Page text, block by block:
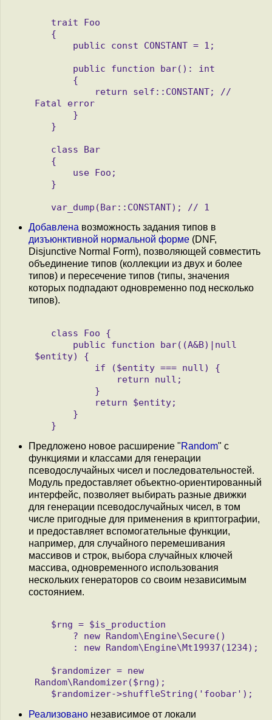
Fatal error
Добавлена возможность задания типов в
дизъюнктивной нормальной форме (DNF,
Disjunctive Normal Form), позволяющей совместить
объединение типов (коллекции из двух и более
типов) и пересечение типов (типы, значения
которых подпадают одновременно под несколько
типов).
$entity) {
Предложено новое расширение "Random" c
функциями и классами для генерации
псеводослучайных чисел и последовательностей.
Модуль предоставляет объектно-ориентированный
интерфейс, позволяет выбирать разные движки
для генерации псеводослучайных чисел, в том
числе пригодные для применения в криптографии,
и предоставляет вспомогательные функции,
например, для случайного перемешивания
массивов и строк, выбора случайных ключей
массива, одновременного использования
нескольких генераторов со своим независимым
состоянием.
Random\Randomizer($rng);
Реализовано независимое от локали